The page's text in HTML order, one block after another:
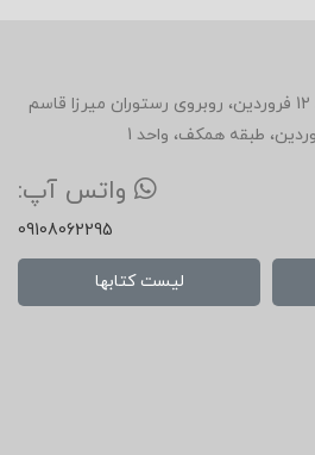
میدان انقلاب، ابتدای خیابان 12 فروردین، روبروی رستوران میرزا قاسم
طبقه همکف، واحد 1
واتس آپ:
09108062295
لیست کتابها